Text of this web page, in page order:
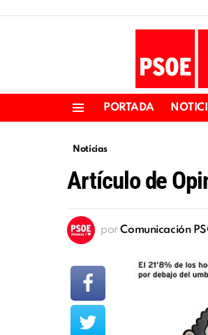
PORTADA
Noticias
Artículo de
por Comunicación